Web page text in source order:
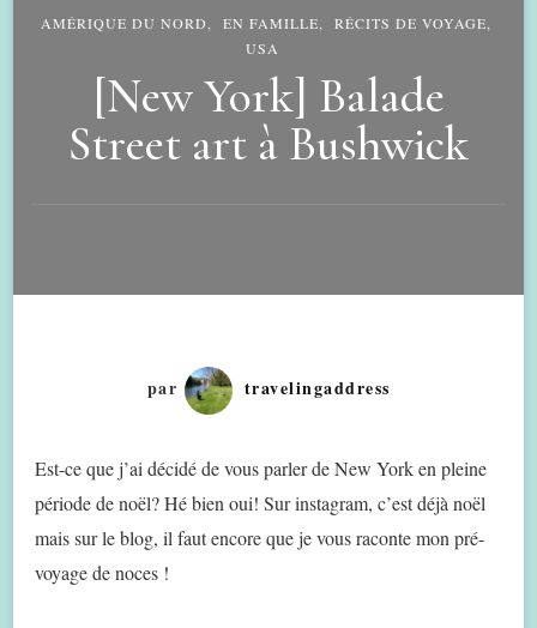
AMÉRIQUE DU NORD EN FAMILLE
RÉCITS DE VOYAGE
USA
[New York] Balade
Street art à Bushwick
par travelingaddress
Est-ce que j’ai décidé de vous parler de New York en pleine
période de noël? Hé bien oui! Sur instagram, c’est déjà noël
mais sur le blog, il faut encore que je vous raconte mon pré-
voyage de noces !